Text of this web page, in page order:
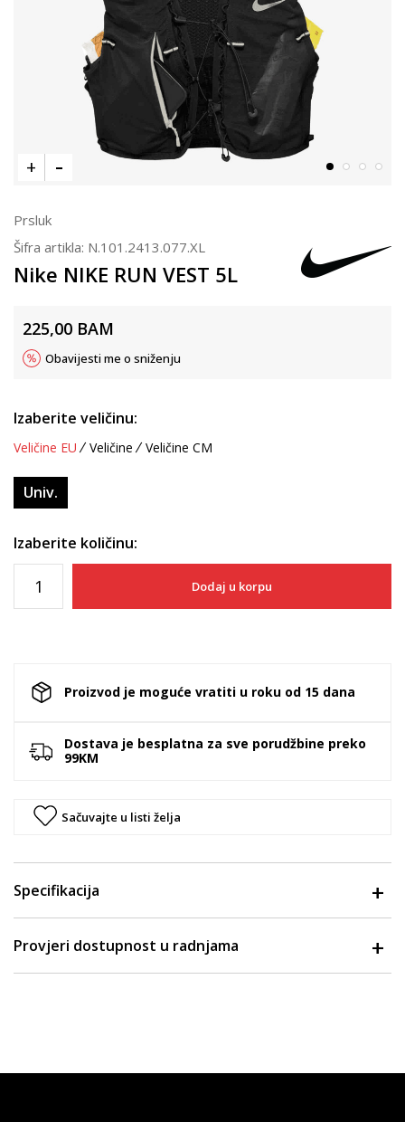
Prsluk
Šifra artikla: N.101.2413.077.XL
Nike NIKE RUN VEST 5L
225,00 BAM
Obavijesti me o sniženju
Izaberite veličinu:
Veličine EU Veličine Veličine CM
Univ.
Izaberite količinu:
Dodaj u korpu
Proizvod je moguće vratiti u roku od 15 dana
Dostava je besplatna za sve porudžbine preko
99KM
Sačuvajte u listi želja
Specifikacija
Provjeri dostupnost u radnjama